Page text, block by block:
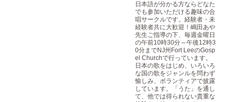
日本語が分かる方ならどなた
でも参加いただける趣味の合
唱サークルです。経験者・未
経験者共に大歓迎！嶋田あや
先生ご指導の下、毎週金曜日
の午前10時30分～午後12時3
0分までNJ州Fort LeeのGosp
el Churchで行っています。
日本の歌をはじめ、いろいろ
な国の歌をジャンルを問わず
愉しみ、ボランティアで披露
しています。「うた」を通し
て、他では得られない貴重な